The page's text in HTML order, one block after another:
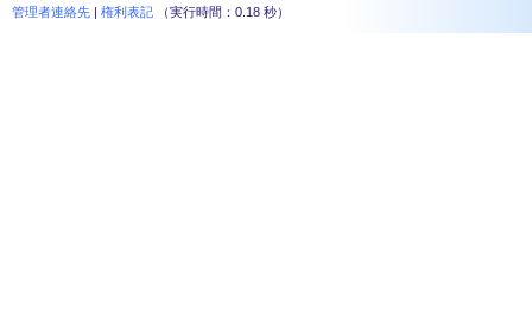
管理者連絡先 | 権利表記 （実行時間：0.18 秒）